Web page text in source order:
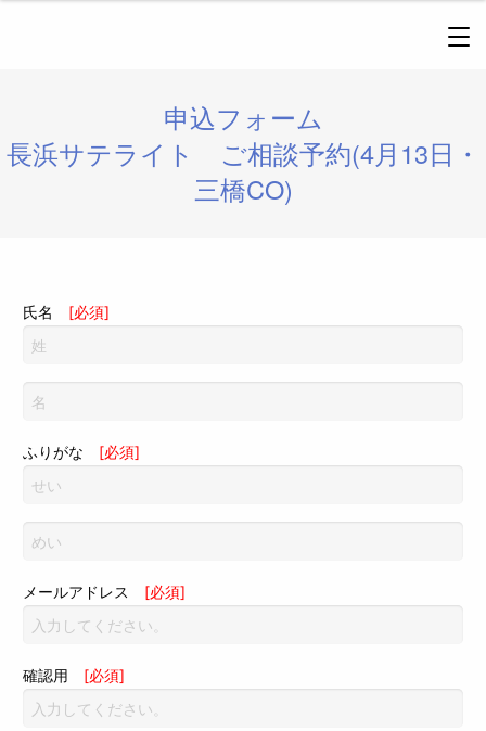
申込フォーム
長浜サテライト ご相談予約(4月13日・
三橋CO)
氏名 [必須]
ふりがな [必須]
メールアドレス [必須]
確認用 [必須]